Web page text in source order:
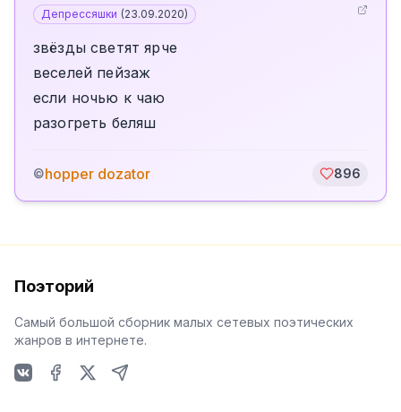
Депрессяшки (23.09.2020)
звёзды светят ярче
веселей пейзаж
если ночью к чаю
разогреть беляш
©hopper dozator 896
Поэторий
Самый большой сборник малых сетевых поэтических
жанров в интернете.